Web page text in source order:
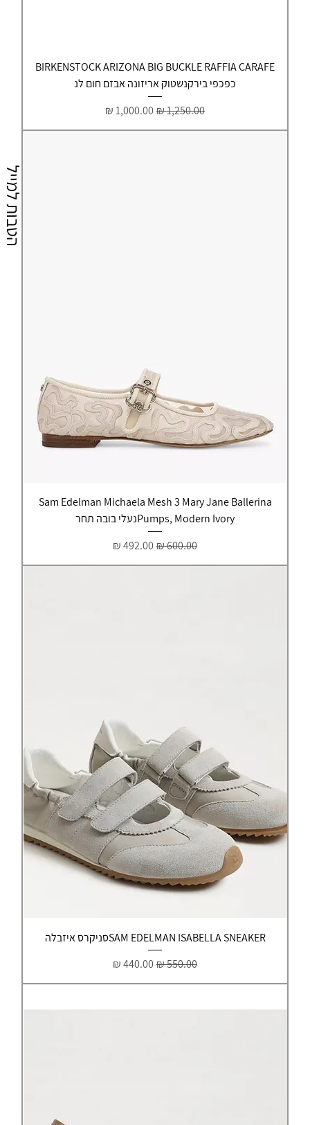
הטבות למייל
BIRKENSTOCK ARIZONA BIG BUCKLE RAFFIA CARAFE
כפכפי בירקנשטוק אריזונה אבזם חום לנ
מחיר רגיל
מחיר מבצע
Sam Edelman Michaela Mesh 3 Mary Jane Ballerina
Pumps, Modern Ivoryנעלי בובה תחר
מחיר רגילמחיר מבצע
SAM EDELMAN ISABELLA SNEAKERסניקרס איזבלה
מחיר רגילמחיר מבצע